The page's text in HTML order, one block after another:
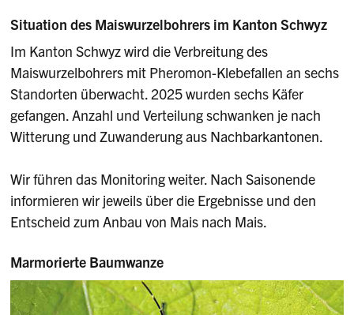
Situation des Maiswurzelbohrers im Kanton Schwyz
Im Kanton Schwyz wird die Verbreitung des
Maiswurzelbohrers mit Pheromon-Klebefallen an sechs
Standorten überwacht. 2025 wurden sechs Käfer
gefangen. Anzahl und Verteilung schwanken je nach
Witterung und Zuwanderung aus Nachbarkantonen.
Wir führen das Monitoring weiter. Nach Saisonende
informieren wir jeweils über die Ergebnisse und den
Entscheid zum Anbau von Mais nach Mais.
Marmorierte Baumwanze